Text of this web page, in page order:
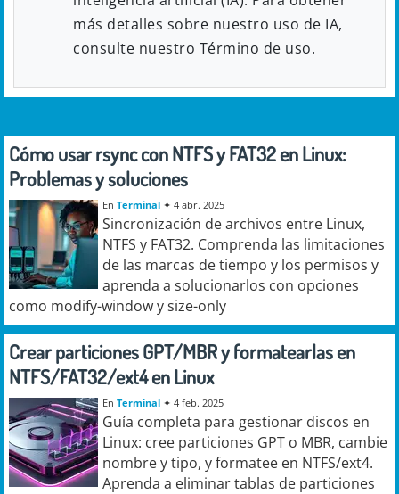
más detalles sobre nuestro uso de IA,
consulte nuestro Término de uso.
Cómo usar rsync con NTFS y FAT32 en Linux:
Problemas y soluciones
En Terminal ✦ 4 abr. 2025
Sincronización de archivos entre Linux,
NTFS y FAT32. Comprenda las limitaciones
de las marcas de tiempo y los permisos y
aprenda a solucionarlos con opciones
como modify-window y size-only
Crear particiones GPT/MBR y formatearlas en
NTFS/FAT32/ext4 en Linux
En Terminal ✦ 4 feb. 2025
Guía completa para gestionar discos en
Linux: cree particiones GPT o MBR, cambie
nombre y tipo, y formatee en NTFS/ext4.
Aprenda a eliminar tablas de particiones